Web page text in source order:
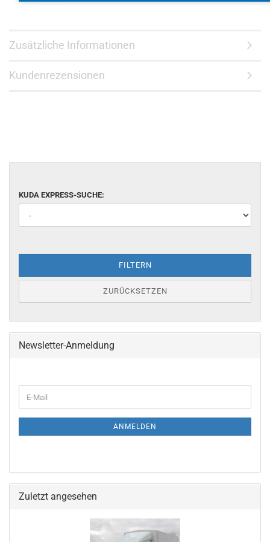
Zusätzliche Informationen
Kundenrezensionen
KUDA EXPRESS-SUCHE:
FILTERN
ZURÜCKSETZEN
Newsletter-Anmeldung
ANMELDEN
Zuletzt angesehen